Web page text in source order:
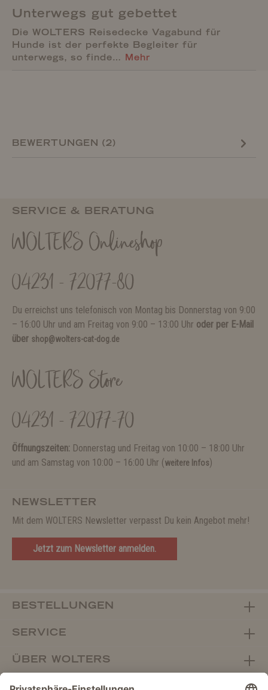
Unterwegs gut gebettet
Die WOLTERS Reisedecke Vagabund für
Hunde ist der perfekte Begleiter für
unterwegs, so finde… Mehr
BEWERTUNGEN (2)
SERVICE & BERATUNG
WOLTERS Onlineshop
04231 - 72077-80
Du erreichst uns telefonisch von Montag bis Donnerstag von 9:00
– 16:00 Uhr und am Freitag von 9:00 – 13:00 Uhr oder per E-Mail
über shop@wolters-cat-dog.de
WOLTERS Store
04231 - 72077-70
Öffnungszeiten: Donnerstag und Freitag von 10:00 – 18:00 Uhr
und am Samstag von 10:00 – 16:00 Uhr (weitere Infos)
NEWSLETTER
Mit dem WOLTERS Newsletter verpasst Du kein Angebot mehr!
Jetzt zum Newsletter anmelden.
BESTELLUNGEN
SERVICE
ÜBER WOLTERS
FACHHANDEL